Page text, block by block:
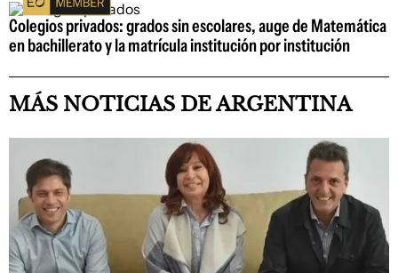
Colegios privados: grados sin escolares, auge de Matemática
en bachillerato y la matrícula institución por institución
MÁS NOTICIAS DE ARGENTINA